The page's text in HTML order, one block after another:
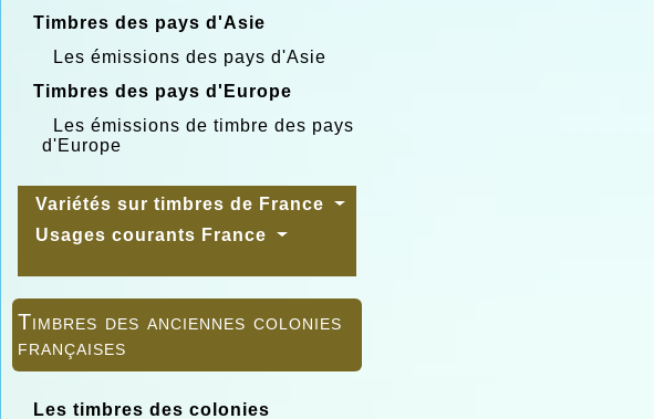
Timbres des pays d'Asie
Les émissions des pays d'Asie
Timbres des pays d'Europe
Les émissions de timbre des pays
d'Europe
Variétés sur timbres de France
Usages courants France
Timbres des anciennes colonies
françaises
Les timbres des colonies